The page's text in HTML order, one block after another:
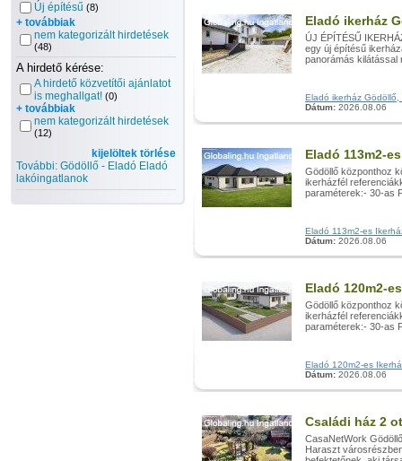
Új építésű (8)
+ továbbiak
nem kategorizált hirdetések
(48)
A hirdető kérése:
A hirdető közvetítői ajánlatot
is meghallgat! (0)
+ továbbiak
nem kategorizált hirdetések
(12)
kijelöltek törlése
További: Gödöllő - Eladó Eladó
lakóingatlanok
Eladó ikerház
ÚJ ÉPÍTÉSŰ
egy új építésű
panorámás kilátással
Eladó ikerház
Dátum: 2026.08.06
Eladó 113m2-
Gödöllő központhoz
ikerházfél
paraméterek:- 30-as
Eladó 113m2-es
Dátum: 2026.08.06
Eladó 120m2-
Gödöllő központhoz
ikerházfél
paraméterek:- 30-as
Eladó 120m2-es
Dátum: 2026.08.06
Családi ház 2
CasaNetWork
Haraszt